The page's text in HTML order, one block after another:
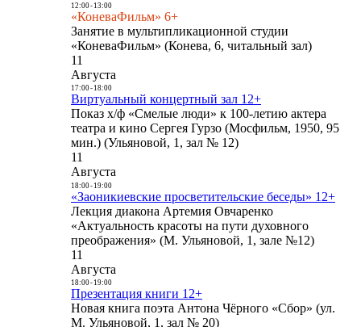
12:00- 13:00
«КоневаФильм» 6+
Занятие в мультипликационной студии
«КоневаФильм» (Конева, 6, читальный зал)
11
Августа
17:00- 18:00
Виртуальный концертный зал 12+
Показ х/ф «Смелые люди» к 100-летию актера
театра и кино Сергея Гурзо (Мосфильм, 1950, 95
мин.) (Ульяновой, 1, зал № 12)
11
Августа
18:00- 19:00
«Заоникиевские просветительские беседы» 12+
Лекция диакона Артемия Овчаренко
«Актуальность красоты на пути духовного
преображения» (М. Ульяновой, 1, зале №12)
11
Августа
18:00- 19:00
Презентация книги 12+
Новая книга поэта Антона Чёрного «Сбор» (ул.
М. Ульяновой, 1, зал № 20)